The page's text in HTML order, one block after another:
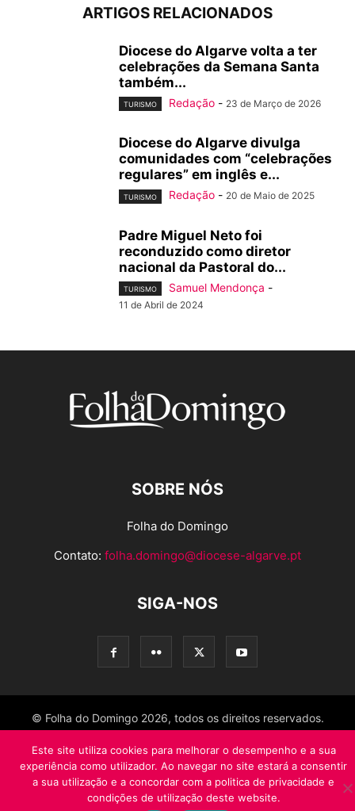
ARTIGOS RELACIONADOS
Diocese do Algarve volta a ter
celebrações da Semana Santa
também...
TURISMO Redação - 23 de Março de 2026
Diocese do Algarve divulga
comunidades com “celebrações
regulares” em inglês e...
TURISMO Redação - 20 de Maio de 2025
Padre Miguel Neto foi
reconduzido como diretor
nacional da Pastoral do...
TURISMO Samuel Mendonça -
11 de Abril de 2024
SOBRE NÓS
Folha do Domingo
Contato: folha.domingo@diocese-algarve.pt
SIGA-NOS
© Folha do Domingo 2026, todos os direitos reservados.
Este site utiliza cookies para melhorar o desempenho e a sua
experiência como utilizador. Ao navegar no site estará a consentir
a sua utilização e a concordar com a politica de privacidade e
condições de utilização deste website.